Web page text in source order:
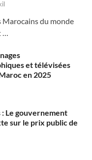
Marocains du monde
…
et télévisées
en 2025
Le gouvernement
sur le prix public de